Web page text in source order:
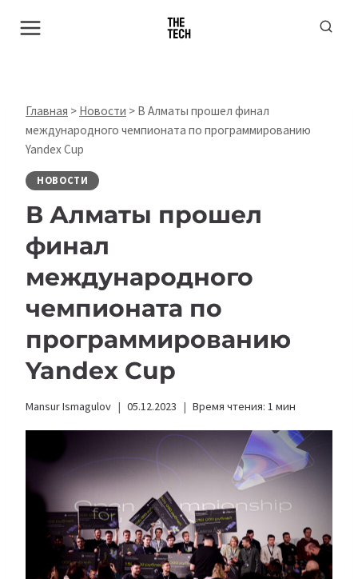
Главная > Новости > В Алматы прошел финал
международного чемпионата по программированию
Yandex Cup
НОВОСТИ
В Алматы прошел
финал
международного
чемпионата по
программированию
Yandex Cup
Mansur Ismagulov 05.12.2023 Время чтения: 1 мин